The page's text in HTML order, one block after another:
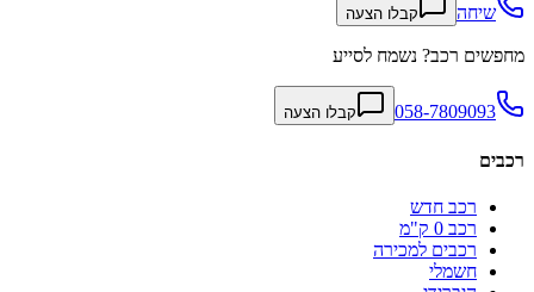
שיחה קבלו הצעה
מחפשים רכב? נשמח לסייע
058-7809093 קבלו הצעה
רכבים
רכב חדש
רכב 0 ק"מ
רכבים למכירה
חשמלי